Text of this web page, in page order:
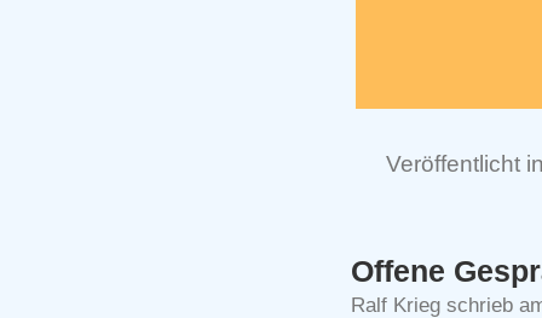
Veröffentlicht
Offene
Ralf Krieg schrieb